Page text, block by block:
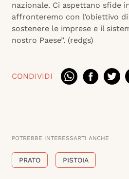
nazionale. Ci aspettano sfide
affronteremo con l’obiettivo
sostenere le imprese e il
nostro Paese”. (redgs)
CONDIVIDI
POTREBBE INTERESSARTI ANCHE
PRATO PISTOIA